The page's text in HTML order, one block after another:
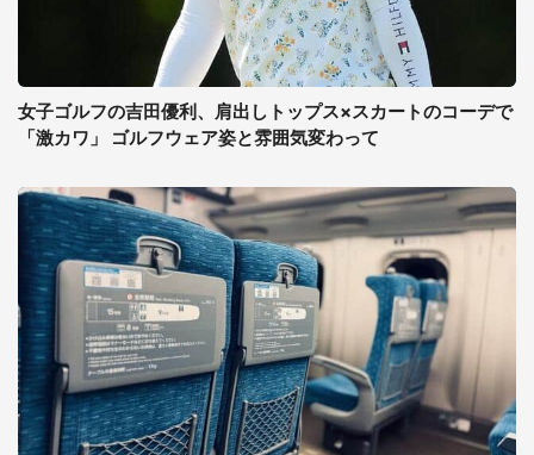
女子ゴルフの吉田優利、肩出しトップス×スカートのコーデで
「激カワ」 ゴルフウェア姿と雰囲気変わって